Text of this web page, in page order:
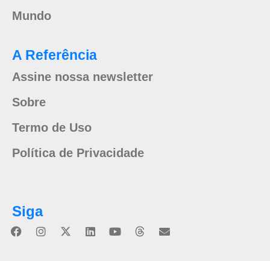
Mundo
A Referência
Assine nossa newsletter
Sobre
Termo de Uso
Política de Privacidade
Siga